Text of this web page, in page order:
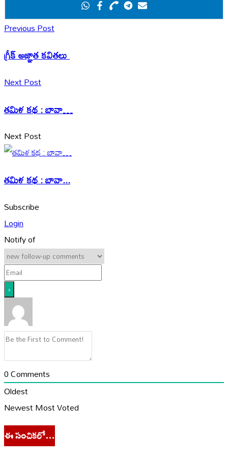
Previous Post
గ్రీక్ అజ్ఞాత కవితలు
Next Post
తమిళ కథ : బావా…
Next Post
తమిళ కథ : బావా...
Subscribe
Login
Notify of
0Comments
Oldest
NewestMost Voted
ఈ సంచికలో…